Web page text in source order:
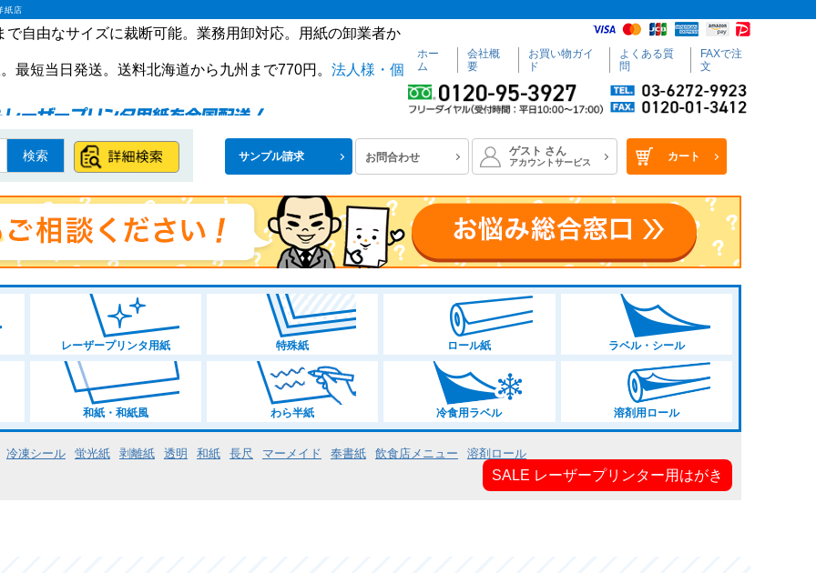
紙店
で自由なサイズに裁断可能。業務用卸対応。用紙の卸業者か
最短当日発送。送料北海道から九州まで770円。 法人様・個
ホー
ム
会社概
要
お買い物ガイ
ド
よくある質
問
FAXで注
文
サンプル請求 お問合わせ ゲスト さん
アカウントサービス カート
検索
レーザープリンタ用紙 特殊紙 ロール紙 ラベル・シール
和紙・和紙風 わら半紙 冷食用ラベル 溶剤用ロール
冷凍シール 蛍光紙 剥離紙 透明 和紙 長尺 マーメイド 奉書紙 飲食店メニュー 溶剤ロール
SALE レーザープリンター用はがき